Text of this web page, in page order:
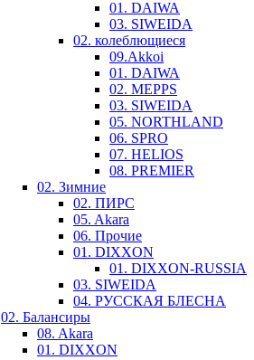
01. DAIWA
03. SIWEIDA
02. колеблющиеся
09.Akkoi
01. DAIWA
02. MEPPS
03. SIWEIDA
05. NORTHLAND
06. SPRO
07. HELIOS
08. PREMIER
02. Зимние
02. ПИРС
05. Akara
06. Прочие
01. DIXXON
01. DIXXON-RUSSIA
03. SIWEIDA
04. РУССКАЯ БЛЕСНА
02. Балансиры
08. Akara
01. DIXXON